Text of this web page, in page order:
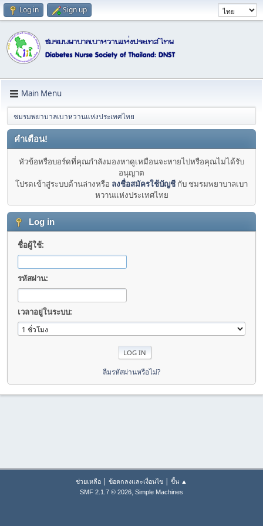
Log in Sign up
Main Menu
ชมรมพยาบาลเบาหวานแห่งประเทศไทย
คำเตือน!
หัวข้อหรือบอร์ดที่คุณกำลังมองหาดูเหมือนจะหายไปหรือคุณไม่ได้รับ
อนุญาต
โปรดเข้าสู่ระบบด้านล่างหรือ ลงชื่อสมัครใช้บัญชี กับ ชมรมพยาบาลเบา
หวานแห่งประเทศไทย
Log in
ชื่อผู้ใช้:
รหัสผ่าน:
เวลาอยู่ในระบบ:
ลืมรหัสผ่านหรือไม่?
ช่วยเหลือ | ข้อตกลงและเงื่อนไข | ขึ้น ▲
SMF 2.1.7 © 2026, Simple Machines